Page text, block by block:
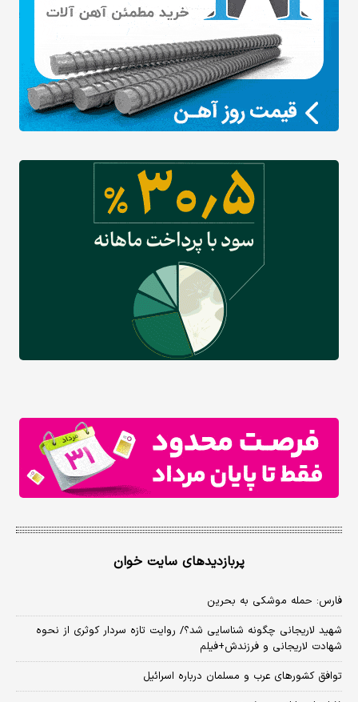
پربازدیدهای سایت خوان
فارس: حمله موشکی به بحرین
شهید لاریجانی چگونه شناسایی شد؟/ روایت تازه سردار کوثری از نحوه
شهادت لاریجانی و فرزندش+فیلم
توافق کشورهای عرب و مسلمان درباره اسرائیل